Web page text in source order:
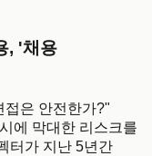
, '채용
접은 안전한가?"
에 막대한 리스크를
터가 지난 5년간